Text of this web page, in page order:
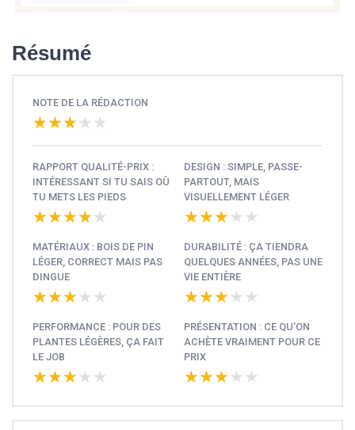
Résumé
NOTE DE LA RÉDACTION
★★★★★
★★★★★
RAPPORT QUALITÉ-PRIX :
INTÉRESSANT SI TU SAIS OÙ
TU METS LES PIEDS
★★★★★
★★★★★
DESIGN : SIMPLE, PASSE-
PARTOUT, MAIS
VISUELLEMENT LÉGER
★★★★★
★★★★★
MATÉRIAUX : BOIS DE PIN
LÉGER, CORRECT MAIS PAS
DINGUE
★★★★★
★★★★★
DURABILITÉ : ÇA TIENDRA
QUELQUES ANNÉES, PAS UNE
VIE ENTIÈRE
★★★★★
★★★★★
PERFORMANCE : POUR DES
PLANTES LÉGÈRES, ÇA FAIT
LE JOB
★★★★★
★★★★★
PRÉSENTATION : CE QU’ON
ACHÈTE VRAIMENT POUR CE
PRIX
★★★★★
★★★★★